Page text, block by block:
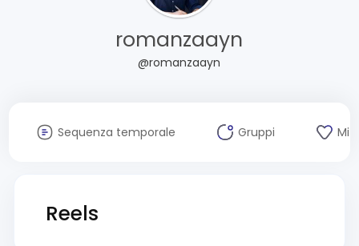
romanzaayn
@romanzaayn
Sequenza temporale Gruppi Mi
Reels